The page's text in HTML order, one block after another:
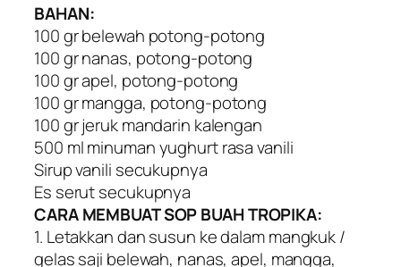
BAHAN:
100 gr belewah potong-potong
100 gr nanas, potong-potong
100 gr apel, potong-potong
100 gr mangga, potong-potong
100 gr jeruk mandarin kalengan
500 ml minuman yughurt rasa vanili
Sirup vanili secukupnya
Es serut secukupnya
CARA MEMBUAT SOP BUAH TROPIKA:
1. Letakkan dan susun ke dalam mangkuk /
gelas saji belewah, nanas, apel, mangga,